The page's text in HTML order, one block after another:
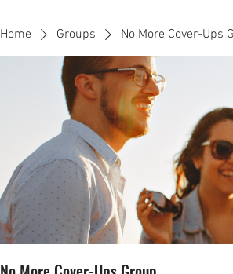
Home Groups No More Cover-Ups